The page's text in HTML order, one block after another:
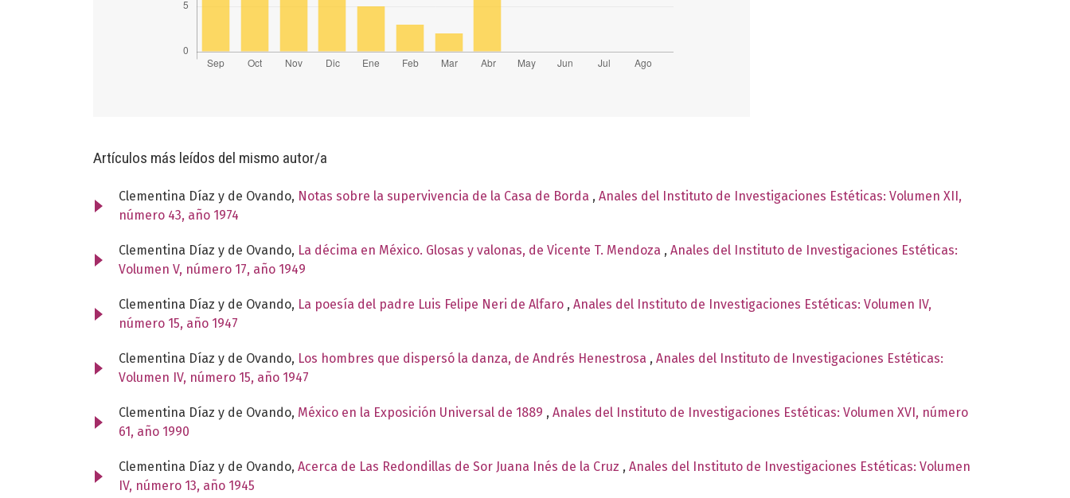
Artículos más leídos del mismo autor/a
Clementina Díaz y de Ovando, Notas sobre la supervivencia de la Casa de Borda , Anales del Instituto de Investigaciones Estéticas: Volumen XII,
número 43, año 1974
Clementina Díaz y de Ovando, La décima en México. Glosas y valonas, de Vicente T. Mendoza , Anales del Instituto de Investigaciones Estéticas:
Volumen V, número 17, año 1949
Clementina Díaz y de Ovando, La poesía del padre Luis Felipe Neri de Alfaro , Anales del Instituto de Investigaciones Estéticas: Volumen IV,
número 15, año 1947
Clementina Díaz y de Ovando, Los hombres que dispersó la danza, de Andrés Henestrosa , Anales del Instituto de Investigaciones Estéticas:
Volumen IV, número 15, año 1947
Clementina Díaz y de Ovando, México en la Exposición Universal de 1889 , Anales del Instituto de Investigaciones Estéticas: Volumen XVI, número
61, año 1990
Clementina Díaz y de Ovando, Acerca de Las Redondillas de Sor Juana Inés de la Cruz , Anales del Instituto de Investigaciones Estéticas: Volumen
IV, número 13, año 1945